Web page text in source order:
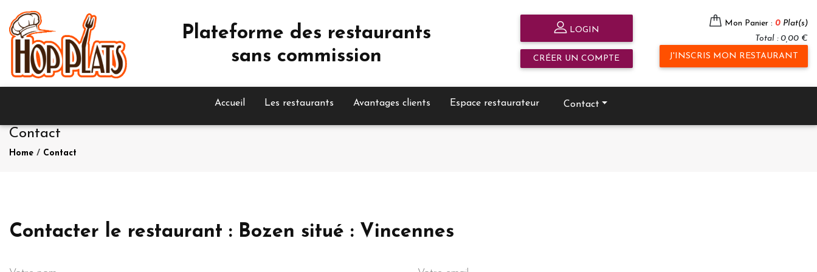
Plateforme des restaurants
sans commission
LOGIN
CRÉER UN COMPTE
Mon Panier : 0 Plat(s)
Total : 0,00 €
J'INSCRIS MON RESTAURANT
Accueil Les restaurants Avantages clients Espace restaurateur Contact
Contact
Home / Contact
Contacter le restaurant : Bozen situé : Vincennes